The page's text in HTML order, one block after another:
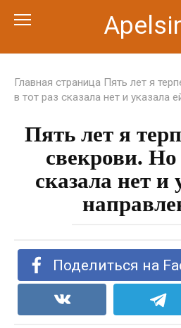
Главная страница Пять лет я
в тот раз сказала нет и указала
Пять лет я
свекрови. Но
сказала нет и
Поделиться на